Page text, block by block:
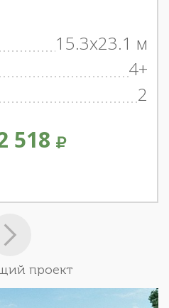
15.3x23.1 м
4+
2
518
проект